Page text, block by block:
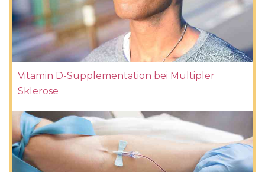
Vitamin D-Supplementation bei Multipler
Sklerose